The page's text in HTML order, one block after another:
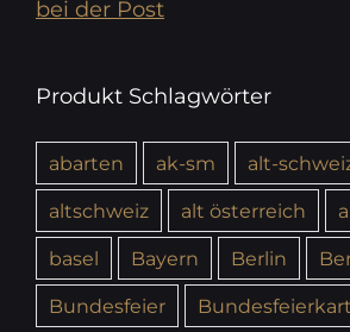
bei der Post
Produkt Schlagwörter
abarten ak-sm
alt-
altschweiz
alt österreich
basel
Bayern Berlin
Bundesfeier